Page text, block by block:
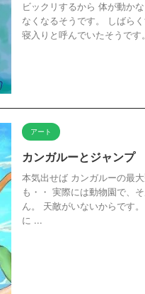
ビックリするから 体が動か
なくなるそうです。 しばら
寝入りと呼んでいたそうで
アート
カンガルーとジャンプ
本気出せば カンガルーの最
も・・ 実際には動物園で、
ん。 天敵がいないからです
に ...